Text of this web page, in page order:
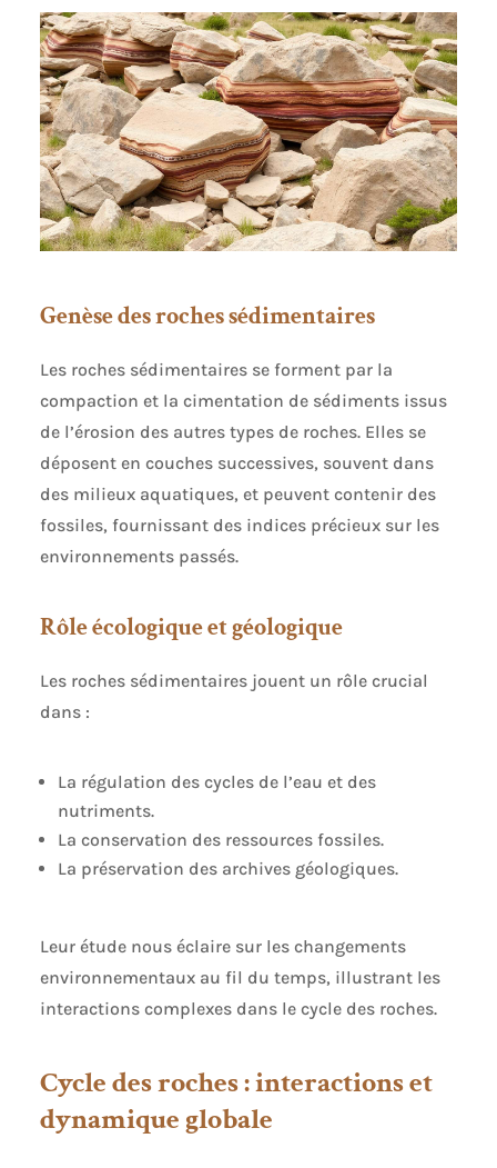
Genèse des roches sédimentaires
Les roches sédimentaires se forment par la
compaction et la cimentation de sédiments issus
de l’érosion des autres types de roches. Elles se
déposent en couches successives, souvent dans
des milieux aquatiques, et peuvent contenir des
fossiles, fournissant des indices précieux sur les
environnements passés.
Rôle écologique et géologique
Les roches sédimentaires jouent un rôle crucial
dans :
La régulation des cycles de l’eau et des
nutriments.
La conservation des ressources fossiles.
La préservation des archives géologiques.
Leur étude nous éclaire sur les changements
environnementaux au fil du temps, illustrant les
interactions complexes dans le cycle des roches.
Cycle des roches : interactions et
dynamique globale